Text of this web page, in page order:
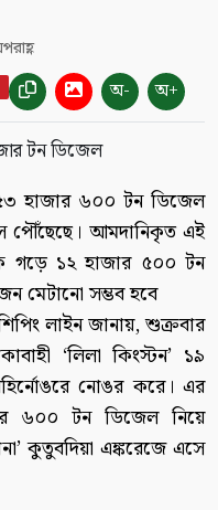
অ- অ+
হাজার ৬০০ টন ডিজেল
পৌঁছেছে। আমদানিকৃত এই
গড়ে ১২ হাজার ৫০০ টন
মেটানো সম্ভব হবে
লাইন জানায়, শুক্রবার
‘লিলা কিংস্টন’ ১৯
নোঙর করে। এর
৬০০ টন ডিজেল নিয়ে
কুতুবদিয়া এঙ্করেজে এসে